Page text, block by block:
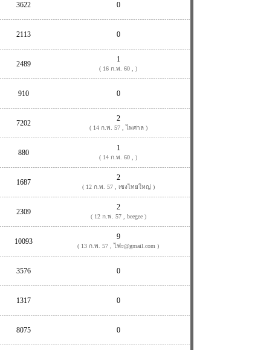
3622 0
2113 0
2489
1
( 16 ก.พ. 60 , )
910 0
7202
2
( 14 ก.พ. 57 , ไพศาล )
880
1
( 14 ก.พ. 60 , )
1687
2
( 12 ก.พ. 57 , เซงไทยใหญ่ )
2309
2
( 12 ก.พ. 57 , beegee )
10093
9
( 13 ก.พ. 57 , ไฟะ@gmail.com )
3576 0
1317 0
8075 0